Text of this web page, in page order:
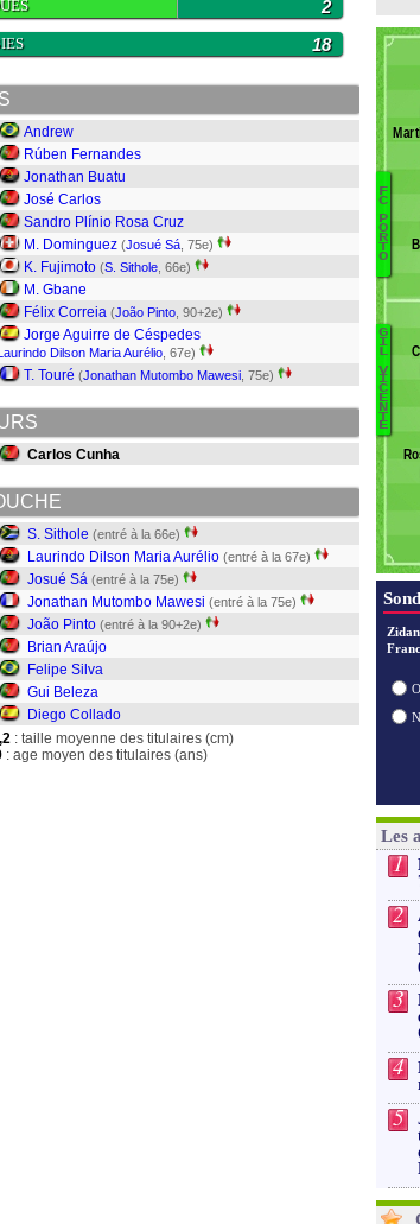
2
18
Andrew
Rúben Fernandes
Jonathan Buatu
José Carlos
Sandro Plínio Rosa Cruz
M. Dominguez (Josué Sá , 75e)
K. Fujimoto (S. Sithole , 66e)
M. Gbane
Félix Correia (João Pinto , 90+2e)
Jorge Aguirre de Céspedes
Dilson Maria Aurélio , 67e)
T. Touré (Jonathan Mutombo Mawesi , 75e)
Carlos Cunha
S. Sithole (entré à la 66e)
Laurindo Dilson Maria Aurélio (entré à la 67e)
Josué Sá (entré à la 75e)
Jonathan Mutombo Mawesi (entré à la 75e)
João Pinto (entré à la 90+2e)
Brian Araújo
Felipe Silva
Gui Beleza
Diego Collado
: taille moyenne des titulaires (cm)
: age moyen des titulaires (ans)
F
C
P
O
R
T
O
G
I
L
V
I
C
E
N
T
E
Les
1
2
3
4
5